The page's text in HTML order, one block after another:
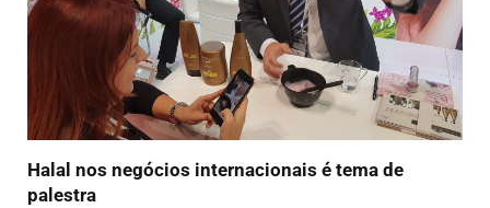
Halal nos negócios internacionais é tema de
palestra